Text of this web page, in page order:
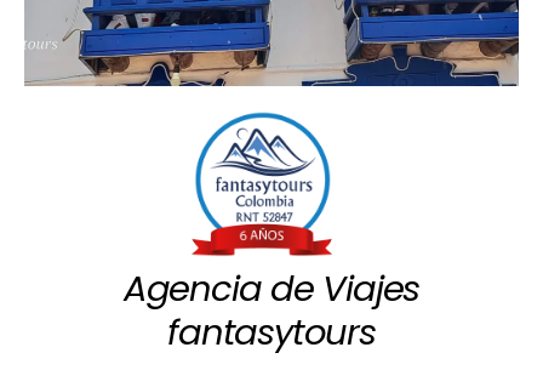
Agencia de Viajes
fantasytours